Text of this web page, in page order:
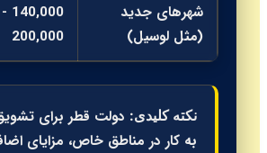
شهرهای جدید
(مثل لوسیل)
140,000 -
200,000
نکته کلیدی: دولت قطر برای
به کار در مناطق خاص، مزایای